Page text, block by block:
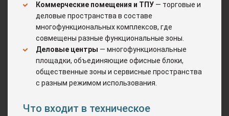
Коммерческие помещения и ТПУ — торговые и
деловые пространства в составе
многофункциональных комплексов, где
совмещены разные функциональные зоны.
Деловые центры — многофункциональные
площадки, объединяющие офисные блоки,
общественные зоны и сервисные пространства
с разным режимом использования.
Что входит в техническое